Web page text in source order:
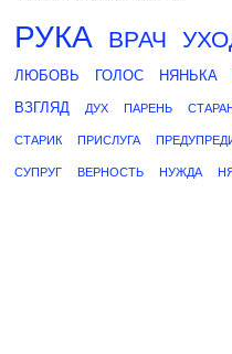
РУКА ВРАЧ
ЛЮБОВЬ
ГОЛОС НЯНЬКА
ВЗГЛЯД
ДУХ ПАРЕНЬ
СТАРИК ПРИСЛУГА
СУПРУГ ВЕРНОСТЬ НУЖДА